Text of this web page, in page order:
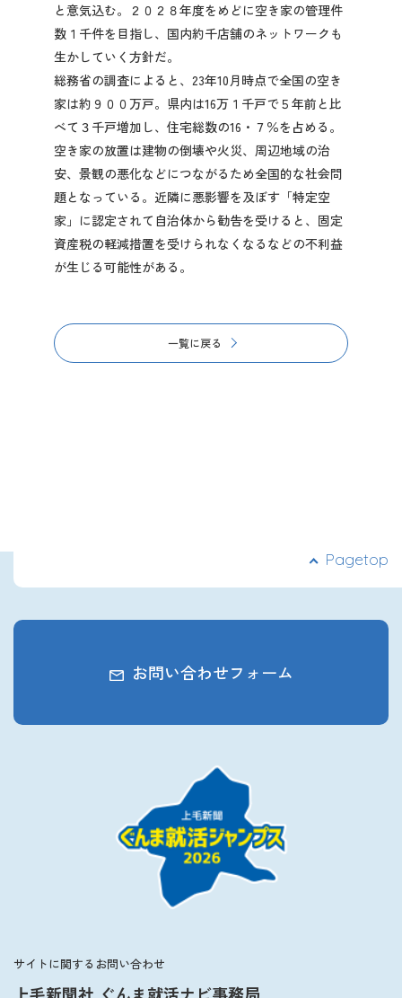
と意気込む。２０２８年度をめどに空き家の管理件
数１千件を目指し、国内約千店舗のネットワークも
生かしていく方針だ。
総務省の調査によると、23年10月時点で全国の空き
家は約９００万戸。県内は16万１千戸で５年前と比
べて３千戸増加し、住宅総数の16・７％を占める。
空き家の放置は建物の倒壊や火災、周辺地域の治
安、景観の悪化などにつながるため全国的な社会問
題となっている。近隣に悪影響を及ぼす「特定空
家」に認定されて自治体から勧告を受けると、固定
資産税の軽減措置を受けられなくなるなどの不利益
が生じる可能性がある。
一覧に戻る
お問い合わせフォーム
サイトに関するお問い合わせ
Pagetop